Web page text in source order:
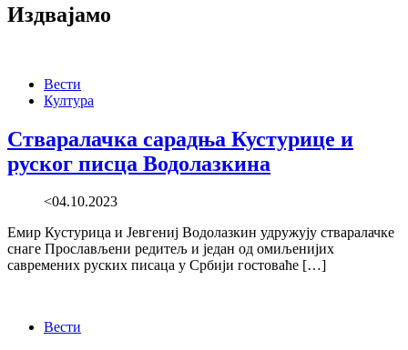
Издвајамо
Вести
Култура
Стваралачка сарадња Кустурице и
руског писца Водолазкина
<04.10.2023
Емир Кустурица и Јевгениј Водолазкин удружују стваралачке
снаге Прослављени редитељ и један од омиљенијих
савремених руских писаца у Србији гостоваће […]
Вести